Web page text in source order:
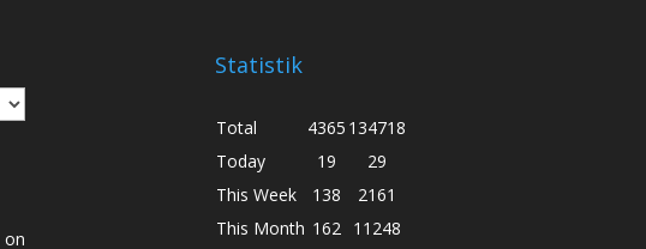
on
Statistik
Total 4365 134718
Today
19
29
This Week
138
2161
This Month 162 11248